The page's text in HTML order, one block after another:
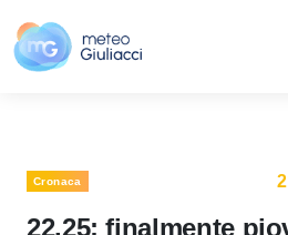
Cronaca
22.25: finalmente